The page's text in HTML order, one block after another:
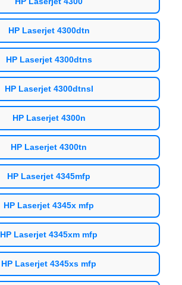
HP Laserjet 4300dtn
HP Laserjet 4300dtns
HP Laserjet 4300dtnsl
HP Laserjet 4300n
HP Laserjet 4300tn
HP Laserjet 4345mfp
HP Laserjet 4345x mfp
HP Laserjet 4345xm mfp
HP Laserjet 4345xs mfp